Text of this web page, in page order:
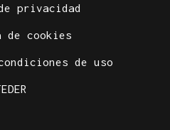
privacidad
cookies
de uso